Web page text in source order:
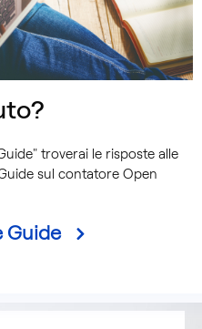
troverai le risposte alle
sul contatore Open
Guide